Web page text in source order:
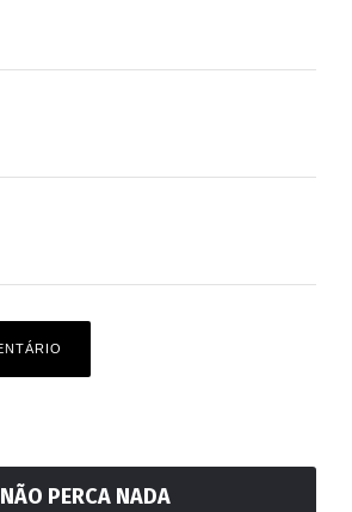
NÃO PERCA NADA